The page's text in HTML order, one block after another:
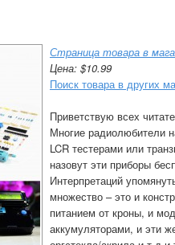
Страница товара в
Цена: $10.99
Поиск товара в других
Приветствую всех
Многие радиолюбители
LCR тестерами или
назовут эти приборы
Интерпретаций
множество – это и
питанием от кроны, и
аккумуляторами, и эти